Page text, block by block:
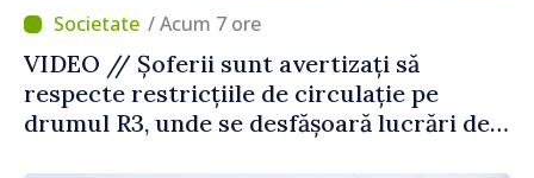
/ Acum 7 ore
VIDEO // Șoferii sunt avertizați să
respecte restricțiile de circulație pe
drumul R3, unde se desfășoară lucrări de